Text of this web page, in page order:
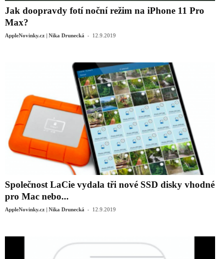
Jak doopravdy fotí noční režim na iPhone 11 Pro
Max?
AppleNovinky.cz | Nika Drunecká - 12.9.2019
Společnost LaCie vydala tři nové SSD disky vhodné
pro Mac nebo...
AppleNovinky.cz | Nika Drunecká - 12.9.2019